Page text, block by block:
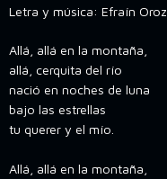
Letra y música: Efraín
Allá, allá en la montaña,
allá, cerquita del río
nació en noches de luna
bajo las estrellas
tu querer y el mío.
Allá, allá en la montaña,